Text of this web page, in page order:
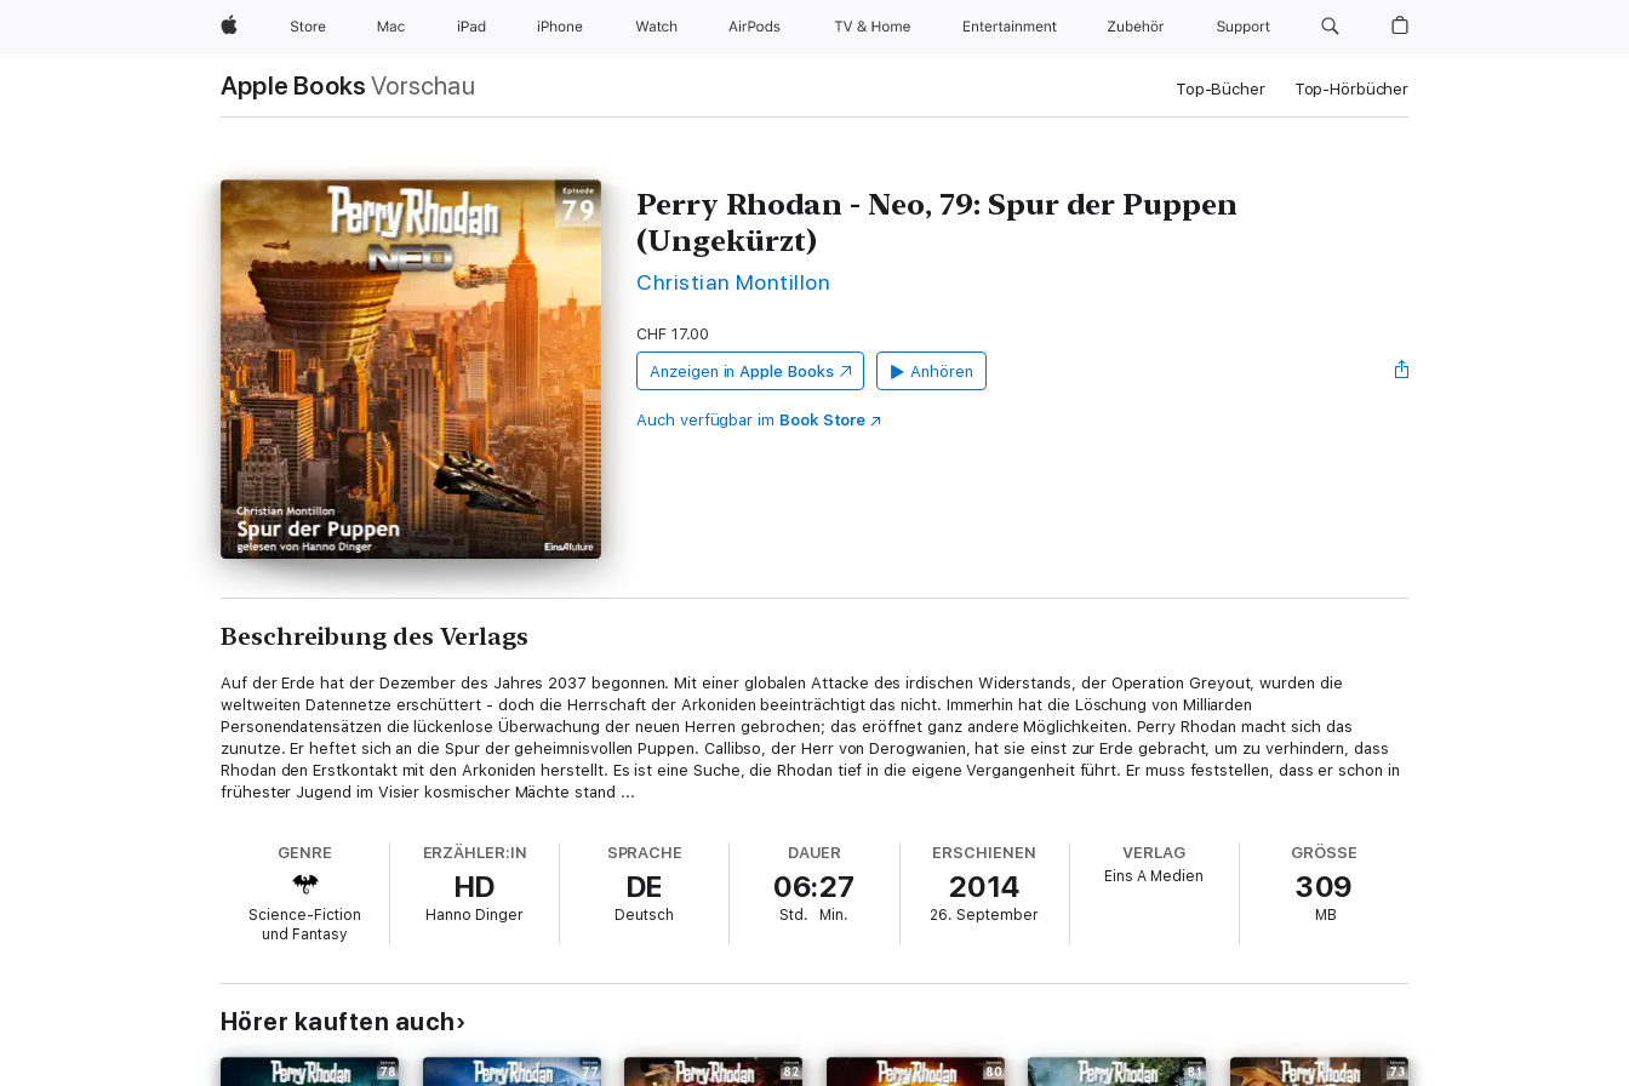
Apple Store Mac iPad iPhone Watch AirPods TV & Home Entertainment Zubehör Support
Apple Books Vorschau Top-Bücher Top-Hörbücher
Perry Rhodan - Neo, 79: Spur der Puppen
(Ungekürzt)
Christian Montillon
CHF 17.00
Anzeigen in Apple Books Anhören
Auch verfügbar im Book Store
Beschreibung des Verlags
Auf der Erde hat der Dezember des Jahres 2037 begonnen. Mit einer globalen Attacke des irdischen Widerstands, der Operation Greyout, wurden die
weltweiten Datennetze erschüttert - doch die Herrschaft der Arkoniden beeinträchtigt das nicht. Immerhin hat die Löschung von Milliarden
Personendatensätzen die lückenlose Überwachung der neuen Herren gebrochen; das eröffnet ganz andere Möglichkeiten. Perry Rhodan macht sich das
zunutze. Er heftet sich an die Spur der geheimnisvollen Puppen. Callibso, der Herr von Derogwanien, hat sie einst zur Erde gebracht, um zu verhindern, dass
Rhodan den Erstkontakt mit den Arkoniden herstellt. Es ist eine Suche, die Rhodan tief in die eigene Vergangenheit führt. Er muss feststellen, dass er schon in
frühester Jugend im Visier kosmischer Mächte stand ...
GENRE
Science-Fiction
und Fantasy
ERZÄHLER:IN
HD
Hanno Dinger
SPRACHE
DE
Deutsch
DAUER
06:27
Std. Min.
ERSCHIENEN
2014
26. September
VERLAG
Eins A Medien
GRÖSSE
309
MB
Hörer kauften auch